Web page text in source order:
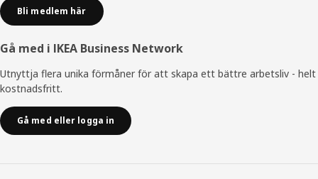
Bli medlem här
Gå med i IKEA Business Network
Utnyttja flera unika förmåner för att skapa ett bättre arbetsliv - helt
kostnadsfritt.
Gå med eller logga in